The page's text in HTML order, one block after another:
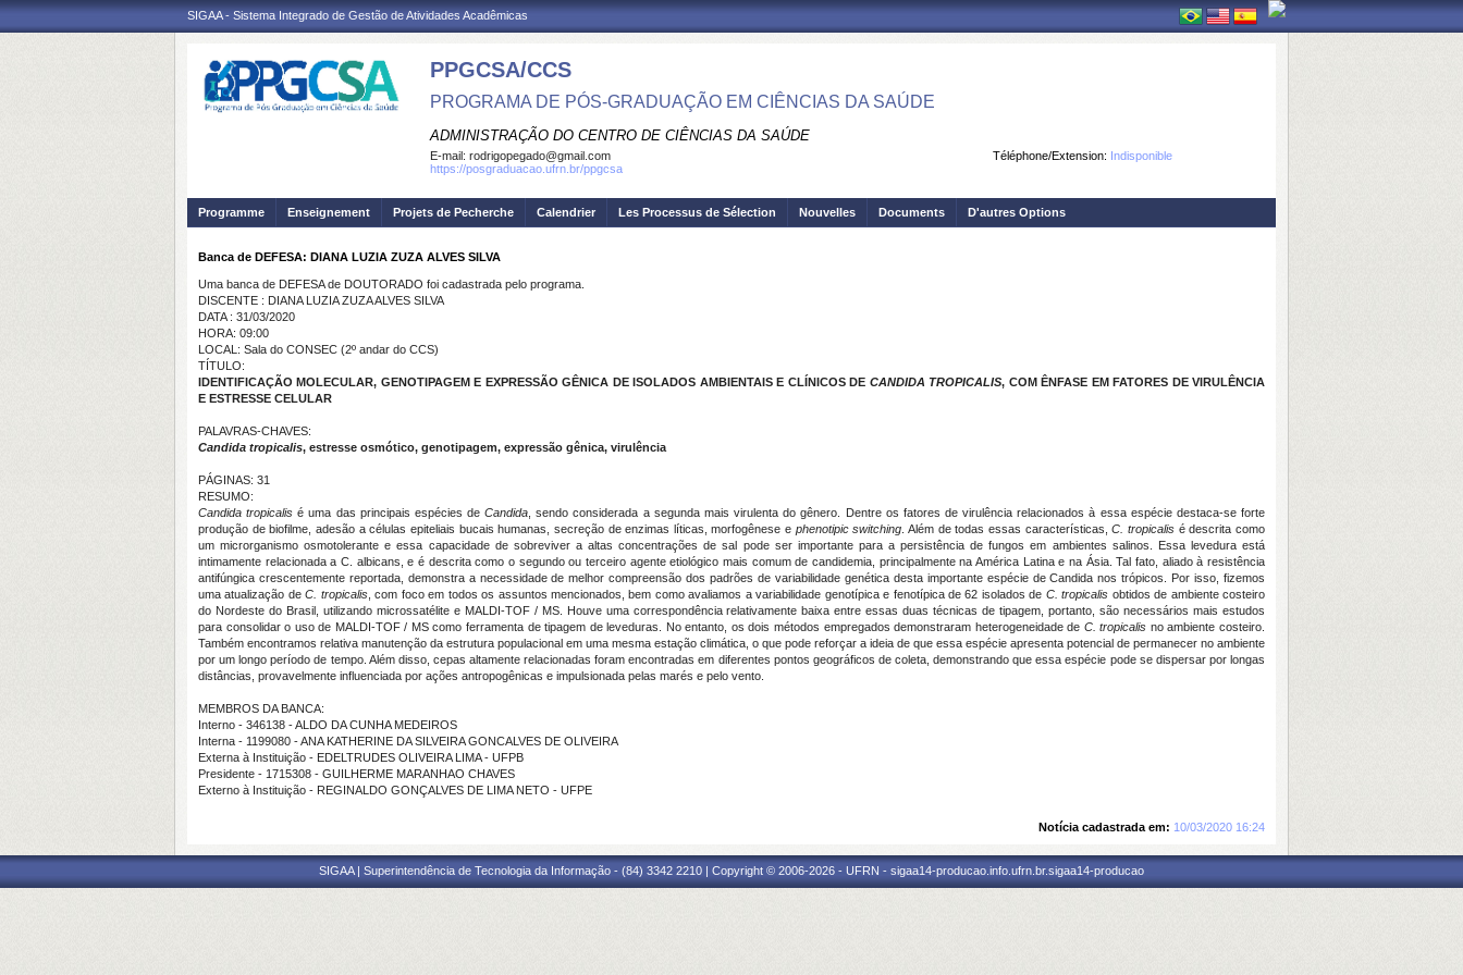
SIGAA - Sistema Integrado de Gestão de Atividades Acadêmicas
PPGCSA/CCS
PROGRAMA DE PÓS-GRADUAÇÃO EM CIÊNCIAS DA SAÚDE
ADMINISTRAÇÃO DO CENTRO DE CIÊNCIAS DA SAÚDE
Téléphone/Extension: Indisponible
E-mail: rodrigopegado@gmail.com
https://posgraduacao.ufrn.br/ppgcsa
Programme Enseignement Projets de Pecherche Calendrier Les Processus de Sélection Nouvelles Documents D'autres Options
Banca de DEFESA: DIANA LUZIA ZUZA ALVES SILVA
Uma banca de DEFESA de DOUTORADO foi cadastrada pelo programa.
DISCENTE : DIANA LUZIA ZUZA ALVES SILVA
DATA : 31/03/2020
HORA: 09:00
LOCAL: Sala do CONSEC (2º andar do CCS)
TÍTULO:
IDENTIFICAÇÃO MOLECULAR, GENOTIPAGEM E EXPRESSÃO GÊNICA DE ISOLADOS AMBIENTAIS E CLÍNICOS DE CANDIDA TROPICALIS, COM ÊNFASE EM FATORES DE VIRULÊNCIA
E ESTRESSE CELULAR
PALAVRAS-CHAVES:
Candida tropicalis, estresse osmótico, genotipagem, expressão gênica, virulência
PÁGINAS: 31
RESUMO:
Candida tropicalis é uma das principais espécies deCandida , sendo considerada a segunda mais virulenta do gênero. Dentre os fatores de virulência relacionados à essa espécie destaca-se forte
produção de biofilme, adesão a células epiteliais bucais humanas, secreção de enzimas líticas, morfogênese e phenotipicswitching .Além de todas essas características,C. tropicalis é descrita como
um microrganismo osmotolerante e essa capacidade de sobreviver a altas concentrações de sal pode ser importante para a persistência de fungos em ambientes salinos. Essa levedura está
intimamente relacionada a C. albicans, e é descrita como o segundo ou terceiro agente etiológico mais comum de candidemia, principalmente na América Latina e na Ásia. Tal fato, aliado à resistência
antifúngica crescentemente reportada, demonstra a necessidade de melhor compreensão dos padrões de variabilidade genética desta importante espécie de Candida nos trópicos. Por isso, fizemos
uma atualização deC. tropicalis, com foco em todos os assuntos mencionados, bem como avaliamos a variabilidade genotípica e fenotípica de 62 isolados de C. tropicalis obtidos de ambiente costeiro
do Nordeste do Brasil, utilizando microssatélite e MALDI-TOF / MS. Houve uma correspondência relativamente baixa entre essas duas técnicas de tipagem, portanto, são necessários mais estudos
para consolidar o uso de MALDI-TOF / MS como ferramenta de tipagem de leveduras. No entanto, os dois métodos empregados demonstraram heterogeneidade de C. tropicalis no ambiente costeiro.
Também encontramos relativa manutenção da estrutura populacional em uma mesma estação climática, o que pode reforçar a ideia de que essa espécie apresenta potencial de permanecer no ambiente
por um longo período de tempo. Além disso, cepas altamente relacionadas foram encontradas em diferentes pontos geográficos de coleta, demonstrando que essa espécie pode se dispersar por longas
distâncias, provavelmente influenciada por ações antropogênicas e impulsionada pelas marés e pelo vento.
MEMBROS DA BANCA:
Interno - 346138 - ALDO DA CUNHA MEDEIROS
Interna - 1199080 - ANA KATHERINE DA SILVEIRA GONCALVES DE OLIVEIRA
Externa à Instituição - EDELTRUDES OLIVEIRA LIMA - UFPB
Presidente - 1715308 - GUILHERME MARANHAO CHAVES
Externo à Instituição - REGINALDO GONÇALVES DE LIMA NETO - UFPE
Notícia cadastrada em: 10/03/2020 16:24
SIGAA | Superintendência de Tecnologia da Informação - (84) 3342 2210 | Copyright © 2006-2026 - UFRN - sigaa14-producao.info.ufrn.br.sigaa14-producao